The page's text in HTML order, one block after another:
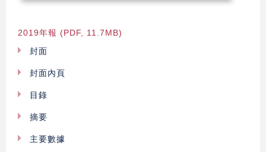
2019年報 (PDF, 11.7MB)
封面
封面內頁
目錄
摘要
主要數據